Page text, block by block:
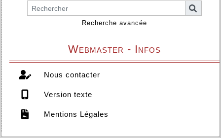
Recherche avancée
Webmaster - Infos
Nous contacter
Version texte
Mentions Légales